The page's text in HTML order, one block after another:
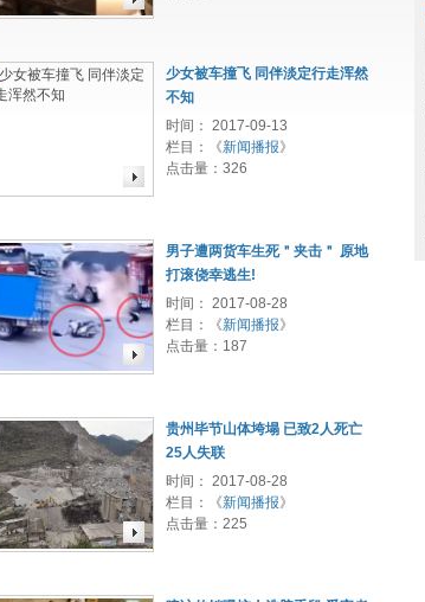
少女被车撞飞 同伴淡定行走浑然
不知
时间： 2017-09-13
栏目：《新闻播报》
点击量： 326
男子遭两货车生死＂夹击＂ 原地
打滚侥幸逃生!
时间： 2017-08-28
栏目：《新闻播报》
点击量： 187
贵州毕节山体垮塌 已致2人死亡
25人失联
时间： 2017-08-28
栏目：《新闻播报》
点击量： 225